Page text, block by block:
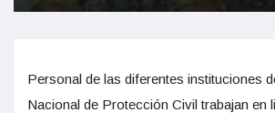
Personal de las diferentes instituciones
Nacional de Protección Civil trabajan en